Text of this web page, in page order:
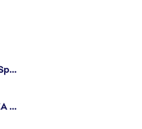
Machine Learning Engineer - EA Sports FC
Generalist Software Engineer - EA Sports FC